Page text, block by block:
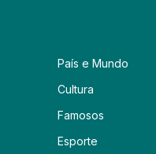
País e Mundo
Cultura
Famosos
Esporte